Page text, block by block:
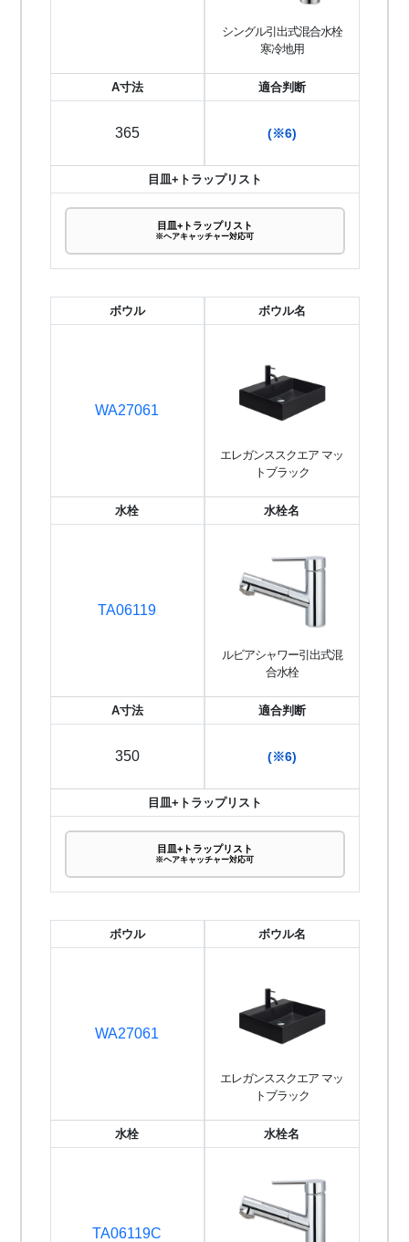
シングル引出式混合水栓
寒冷地用
A寸法
365
適合判断
(※6)
目皿+トラップリスト
目皿+トラップリスト
※ヘアキャッチャー対応可
ボウル
WA27061
ボウル名
エレガンススクエア マッ
トブラック
水栓
TA06119
水栓名
ルビアシャワー引出式混
合水栓
A寸法
350
適合判断
(※6)
目皿+トラップリスト
目皿+トラップリスト
※ヘアキャッチャー対応可
ボウル
WA27061
ボウル名
エレガンススクエア マッ
トブラック
水栓
TA06119C
水栓名